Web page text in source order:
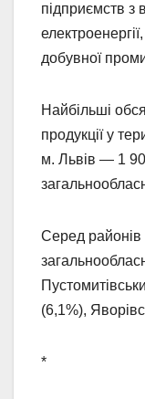
підприємств з
добувної
Найбільші
продукції у
м. Львів — 1
Серед районів
(6,1%),
*